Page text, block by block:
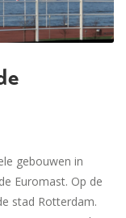
gebouwen in
Euromast. Op de
stad Rotterdam.